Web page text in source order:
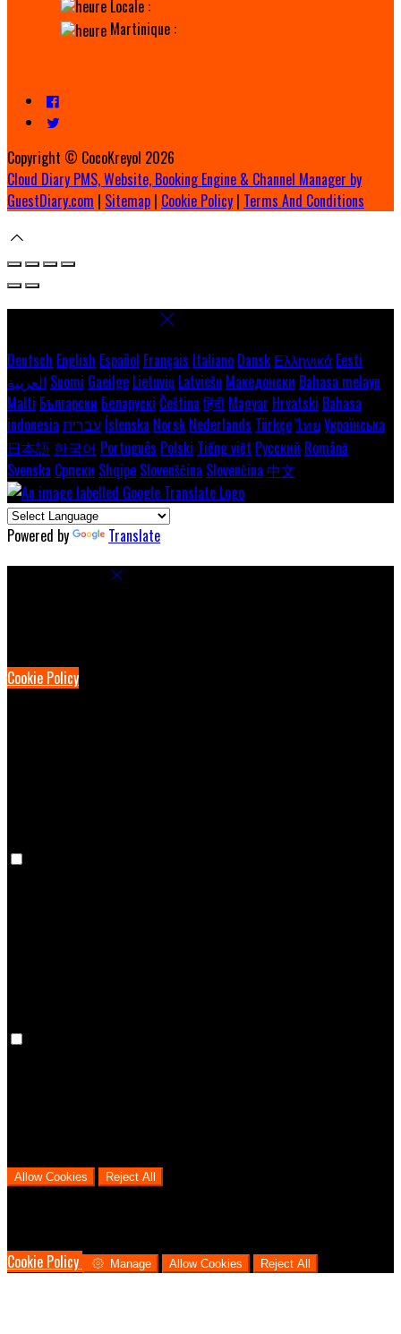
Locale :
Martinique :
Copyright © CocoKreyol 2026
Cloud Diary PMS, Website, Booking Engine & Channel Manager by
GuestDiary.com | Sitemap | Cookie Policy | Terms And Conditions
Deutsch English Español Français Italiano Dansk Ελληνικά Eesti
العربية Suomi Gaeilge Lietuvių Latviešu Македонски Bahasa melayu
Malti Български Беларускі Čeština हिंदी Magyar Hrvatski Bahasa
indonesia עברית Íslenska Norsk Nederlands Türkçeไทย Українська
日本語 한국어 Português Polski Tiếng việt Русский Română
Svenska Српски Shqipe Slovenščina Slovenčina 中文
Powered by Translate
Cookie Policy
Allow Cookies Reject All
Cookie Policy
Manage Allow Cookies Reject All